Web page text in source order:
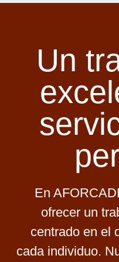
Un
En
ofrecer un
centrado en el
cada individuo.